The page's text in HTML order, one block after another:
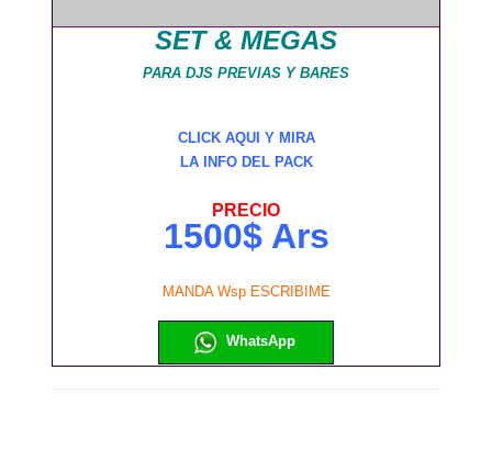
SET & MEGAS
PARA DJS PREVIAS Y BARES
CLICK AQUI Y MIRA
LA INFO DEL PACK
PRECIO
1500$ Ars
MANDA Wsp ESCRIBIME
WhatsApp